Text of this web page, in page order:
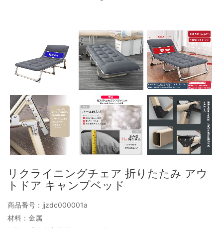
リクライニングチェア 折りたたみ アウ
トドア キャンプベッド
商品番号：jjzdc000001a
材料：金属